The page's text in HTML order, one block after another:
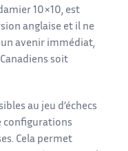
10×10, est
anglaise et il ne
un avenir immédiat,
soit
au jeu d’échecs
configurations
Cela permet